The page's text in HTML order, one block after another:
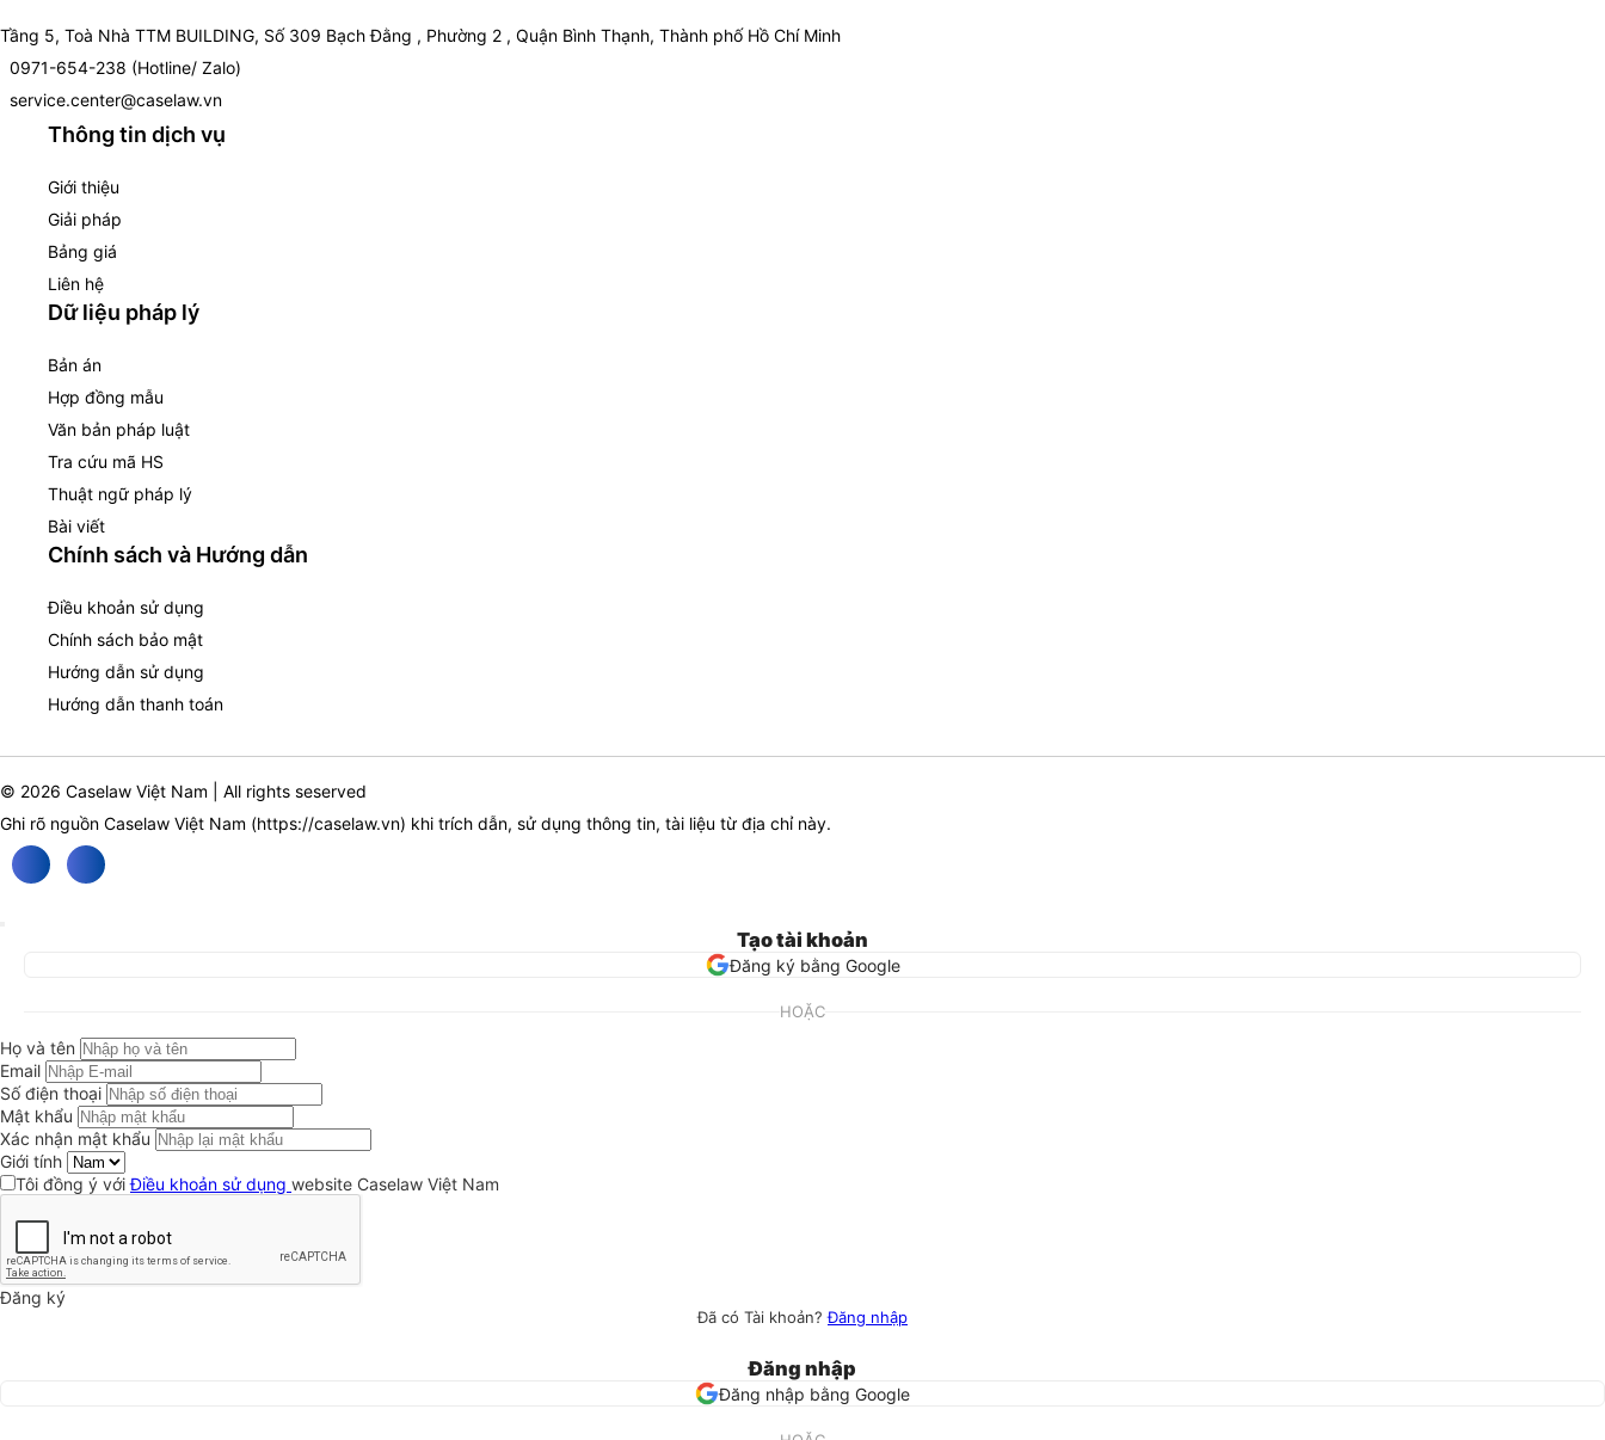
Tầng 5, Toà Nhà TTM BUILDING, Số 309 Bạch Đằng , Phường 2 , Quận Bình Thạnh, Thành phố Hồ Chí Minh
0971-654-238 (Hotline/ Zalo)
service.center@caselaw.vn
Thông tin dịch vụ
Giới thiệu
Giải pháp
Bảng giá
Liên hệ
Dữ liệu pháp lý
Bản án
Hợp đồng mẫu
Văn bản pháp luật
Tra cứu mã HS
Thuật ngữ pháp lý
Bài viết
Chính sách và Hướng dẫn
Điều khoản sử dụng
Chính sách bảo mật
Hướng dẫn sử dụng
Hướng dẫn thanh toán
© 2026 Caselaw Việt Nam | All rights seserved
Ghi rõ nguồn Caselaw Việt Nam (https://caselaw.vn) khi trích dẫn, sử dụng thông tin, tài liệu từ địa chỉ này.
Tạo tài khoản
Đăng ký bằng Google
HOẶC
Họ và tên
Email
Số điện thoại
Mật khẩu
Xác nhận mật khẩu
Giới tính
Tôi đồng ý vớiĐiều khoản sử dụng website Caselaw Việt Nam
Đăng ký
Đã có Tài khoản?Đăng nhập
Đăng nhập
Đăng nhập bằng Google